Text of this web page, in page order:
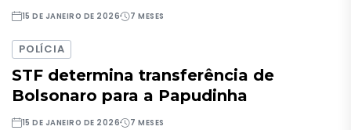
15 DE JANEIRO DE 2026 7 MESES
POLÍCIA
STF determina transferência de
Bolsonaro para a Papudinha
15 DE JANEIRO DE 2026 7 MESES